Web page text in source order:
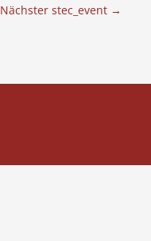
Nächster stec_event →